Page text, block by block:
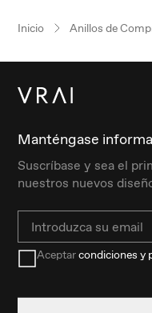
Inicio Anillos de
Manténgase
Suscríbase y sea el
nuestros nuevos
Email
Aceptarcondiciones y